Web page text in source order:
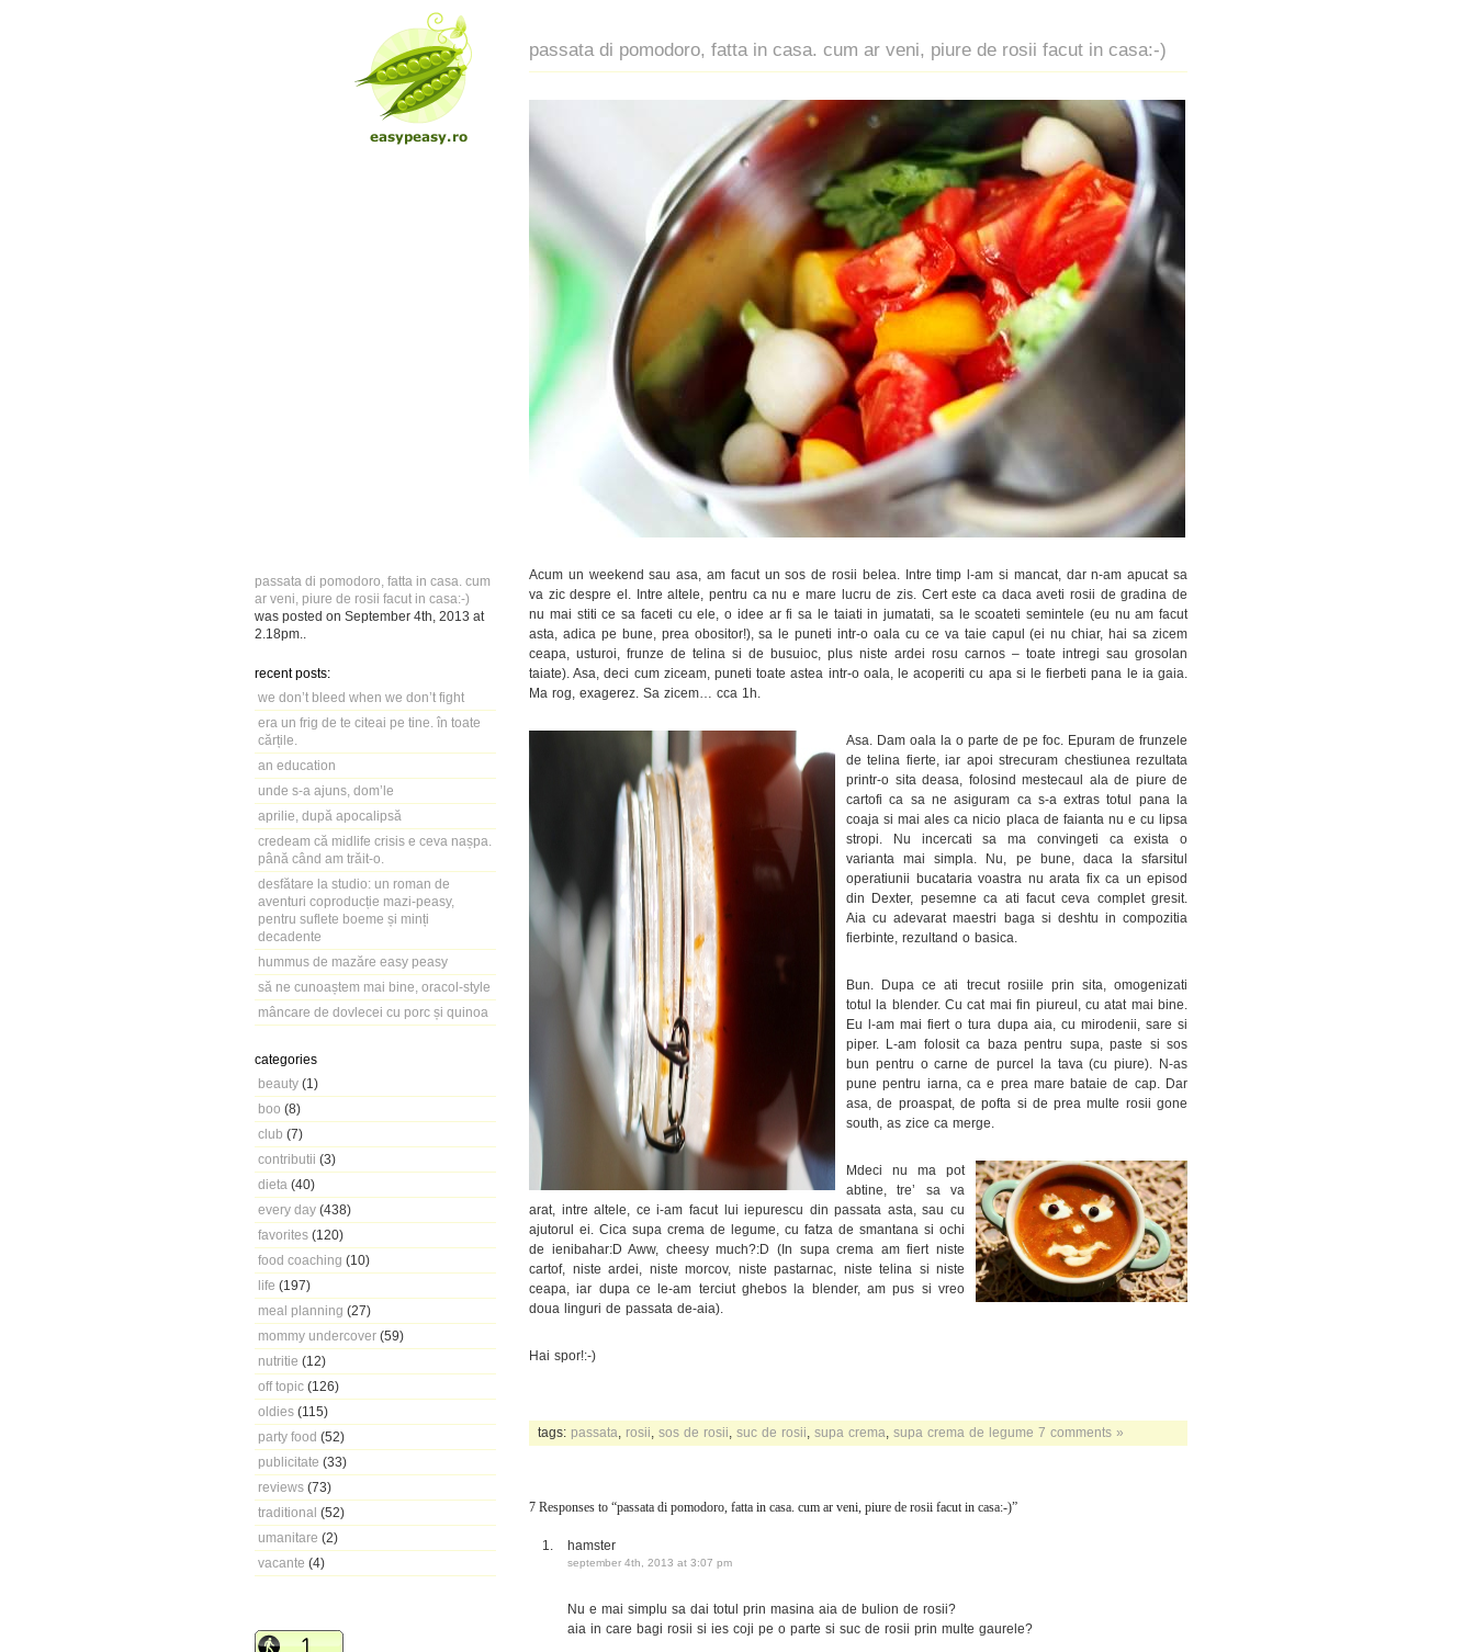
passata di pomodoro, fatta in casa. cum
ar veni, piure de rosii facut in casa:-)
was posted on September 4th, 2013 at
2.18pm
recent posts:
we don’t bleed when we don’t fight
era un frig de te citeai pe tine. în toate
cărțile.
an education
unde s-a ajuns, dom’le
aprilie, după apocalipsă
credeam că midlife crisis e ceva nașpa.
până când am trăit-o.
desfătare la studio: un roman de
aventuri coproducție mazi-peasy,
pentru suflete boeme și minți
decadente
hummus de mazăre easy peasy
să ne cunoaștem mai bine, oracol-style
mâncare de dovlecei cu porc și quinoa
categories
beauty (1)
boo (8)
club (7)
contributii (3)
dieta (40)
every day (438)
favorites (120)
food coaching (10)
life (197)
meal planning (27)
mommy undercover (59)
nutritie (12)
off topic (126)
oldies (115)
party food (52)
publicitate (33)
reviews (73)
traditional (52)
umanitare (2)
vacante (4)
passata di pomodoro, fatta in casa. cum ar veni, piure de rosii facut in casa:-)
Acum un weekend sau asa, am facut un sos de rosii belea. Intre timp l-am si mancat, dar n-am apucat sa
va zic despre el. Intre altele, pentru ca nu e mare lucru de zis. Cert este ca daca aveti rosii de gradina de
nu mai stiti ce sa faceti cu ele, o idee ar fi sa le taiati in jumatati, sa le scoateti semintele (eu nu am facut
asta, adica pe bune, prea obositor!), sa le puneti intr-o oala cu ce va taie capul (ei nu chiar, hai sa zicem
ceapa, usturoi, frunze de telina si de busuioc, plus niste ardei rosu carnos – toate intregi sau grosolan
taiate). Asa, deci cum ziceam, puneti toate astea intr-o oala, le acoperiti cu apa si le fierbeti pana le ia gaia.
Ma rog, exagerez. Sa zicem… cca 1h.
Asa. Dam oala la o parte de pe foc. Epuram de frunzele
de telina fierte, iar apoi strecuram chestiunea rezultata
printr-o sita deasa, folosind mestecaul ala de piure de
cartofi ca sa ne asiguram ca s-a extras totul pana la
coaja si mai ales ca nicio placa de faianta nu e cu lipsa
stropi. Nu incercati sa ma convingeti ca exista o
varianta mai simpla. Nu, pe bune, daca la sfarsitul
operatiunii bucataria voastra nu arata fix ca un episod
din Dexter, pesemne ca ati facut ceva complet gresit.
Aia cu adevarat maestri baga si deshtu in compozitia
fierbinte, rezultand o basica.
Bun. Dupa ce ati trecut rosiile prin sita, omogenizati
totul la blender. Cu cat mai fin piureul, cu atat mai bine.
Eu l-am mai fiert o tura dupa aia, cu mirodenii, sare si
piper. L-am folosit ca baza pentru supa, paste si sos
bun pentru o carne de purcel la tava (cu piure). N-as
pune pentru iarna, ca e prea mare bataie de cap. Dar
asa, de proaspat, de pofta si de prea multe rosii gone
south, as zice ca merge.
Mdeci nu ma pot
abtine, tre’ sa va
arat, intre altele, ce i-am facut lui iepurescu din passata asta, sau cu
ajutorul ei. Cica supa crema de legume, cu fatza de smantana si ochi
de ienibahar:D Aww, cheesy much?:D (In supa crema am fiert niste
cartof, niste ardei, niste morcov, niste pastarnac, niste telina si niste
ceapa, iar dupa ce le-am terciut ghebos la blender, am pus si vreo
doua linguri de passata de-aia).
Hai spor!:-)
tags: passata rosii sos de rosii suc de rosii supa crema supa crema de legume 7 comments »
7 Responses to “passata di pomodoro, fatta in casa. cum ar veni, piure de rosii facut in casa:-)”
hamster
september 4th, 2013 at 3:07 pm
Nu e mai simplu sa dai totul prin masina aia de bulion de rosii?
aia in care bagi rosii si ies coji pe o parte si suc de rosii prin multe gaurele?